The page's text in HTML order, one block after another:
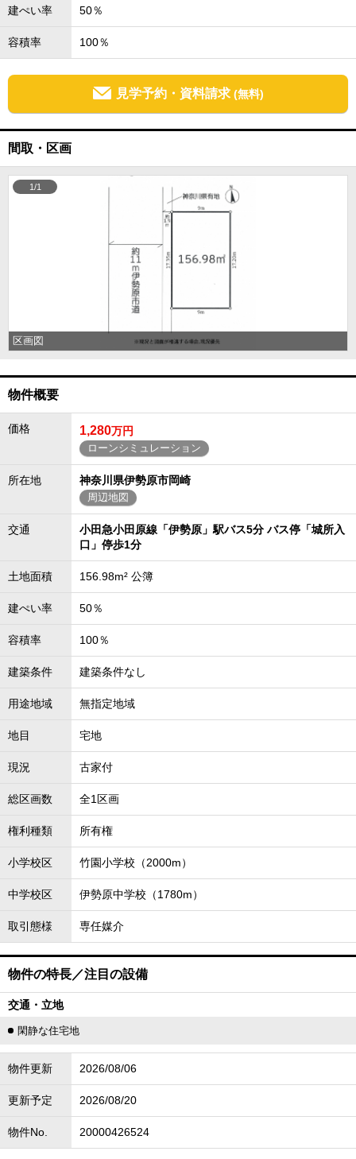
建ぺい率 50％
容積率 100％
見学予約・資料請求 (無料)
間取・区画
区画図
1/1
物件概要
価格 1,280万円
ローンシミュレーション
所在地 神奈川県伊勢原市岡崎
周辺地図
交通
小田急小田原線「伊勢原」駅バス5分 バス停「城所入
口」停歩1分
土地面積 156.98m² 公簿
建ぺい率 50％
容積率 100％
建築条件 建築条件なし
用途地域 無指定地域
地目 宅地
現況 古家付
総区画数 全1区画
権利種類 所有権
小学校区 竹園小学校（2000m）
中学校区 伊勢原中学校（1780m）
取引態様 専任媒介
物件の特長／注目の設備
交通・立地
閑静な住宅地
物件更新 2026/08/06
更新予定 2026/08/20
物件No. 20000426524